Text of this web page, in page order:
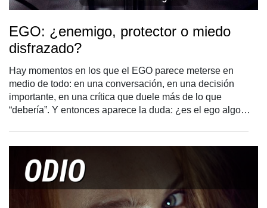
EGO: ¿enemigo, protector o miedo
disfrazado?
Hay momentos en los que el EGO parece meterse en
medio de todo: en una conversación, en una decisión
importante, en una crítica que duele más de lo que
“debería”. Y entonces aparece la duda: ¿es el ego algo
egoísta, pero ¿y si muchas de las reacciones actuales
fueran, originalmente, intentos de sobrevivir
emocionalmente? ¿Qué pasaría si elimináramos el ego de
nuestras vidas? ¿Es el ego sinónimo de autoestima?
Comprender el ego es el primer paso para dejar de luchar